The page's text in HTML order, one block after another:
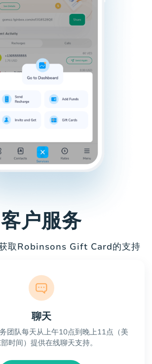
客户服务
取Robinsons Gift Card的支持
聊天
团队每天从上午10点到晚上11点（美
时间）提供在线聊天支持。